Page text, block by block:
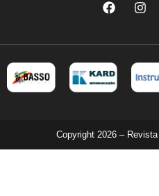
Copyright 2026 –